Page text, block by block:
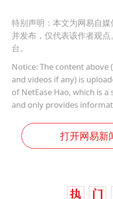
特别声明：本文为网易自媒
并发布，仅代表该作者观
台。
Notice: The content
and videos if any) is
of NetEase Hao, which is
and only provides
打开网易新